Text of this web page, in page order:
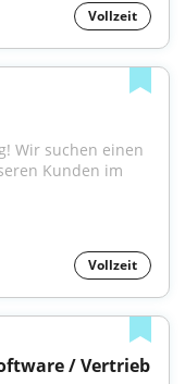
Vollzeit
Wir suchen einen
Kunden im
Vollzeit
/ Vertrieb